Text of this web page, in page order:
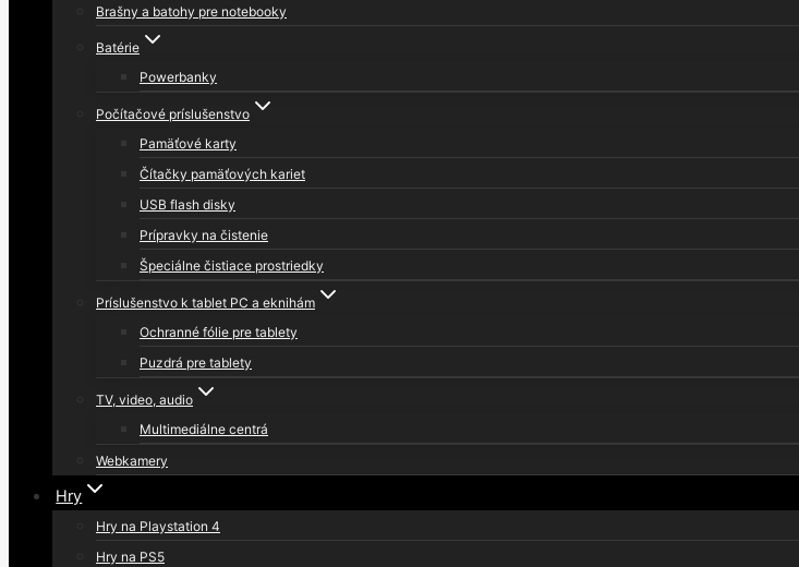
Brašny a batohy pre notebooky
Batérie
Powerbanky
Počítačové príslušenstvo
Pamäťové karty
Čítačky pamäťových kariet
USB flash disky
Prípravky na čistenie
Špeciálne čistiace prostriedky
Príslušenstvo k tablet PC a eknihám
Ochranné fólie pre tablety
Puzdrá pre tablety
TV, video, audio
Multimediálne centrá
Webkamery
Hry
Hry na Playstation 4
Hry na PS5